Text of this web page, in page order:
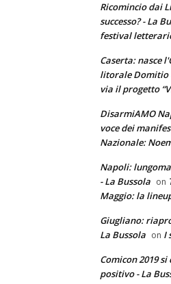
Ricomincio dai
successo? - La
festival
Caserta: nasce
litorale Domitio
via il progetto
DisarmiAMO
voce dei
Nazionale:
Napoli:
- La Bussola on
Maggio: la
Giugliano:
La Bussola on I
Comicon 2019
positivo - La